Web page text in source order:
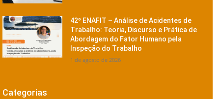
42º ENAFIT – Análise de Acidentes de
Trabalho: Teoria, Discurso e Prática de
Abordagem do Fator Humano pela
Inspeção do Trabalho
1 de agosto de 2026
Categorias